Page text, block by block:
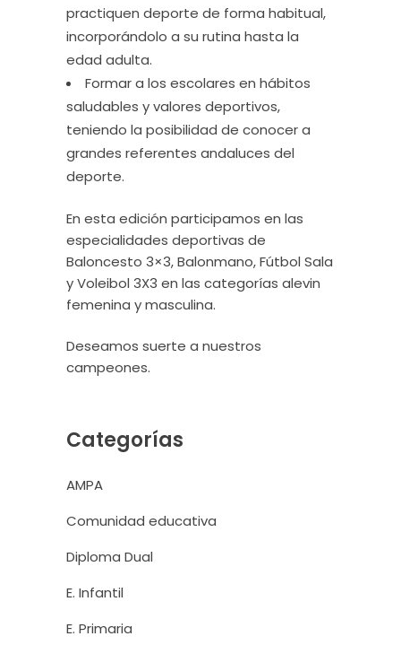
practiquen deporte de forma habitual,
incorporándolo a su rutina hasta la
edad adulta.
Formar a los escolares en hábitos
saludables y valores deportivos,
teniendo la posibilidad de conocer a
grandes referentes andaluces del
deporte.
En esta edición participamos en las
especialidades deportivas de
Baloncesto 3×3, Balonmano, Fútbol Sala
y Voleibol 3X3 en las categorías alevin
femenina y masculina.
Deseamos suerte a nuestros
campeones.
Categorías
AMPA
Comunidad educativa
Diploma Dual
E. Infantil
E. Primaria